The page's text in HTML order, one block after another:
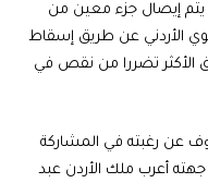
يتم إيصال جزء معين من
الأردني عن طريق إسقاط
الأكثر تضررا من نقص في
عن رغبته في المشاركة
أعرب ملك الأردن عبد